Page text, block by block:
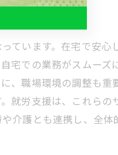
ています。在宅で安心
宅での業務がスムーズ
、職場環境の調整も重
就労支援は、これら
介護とも連携し、全